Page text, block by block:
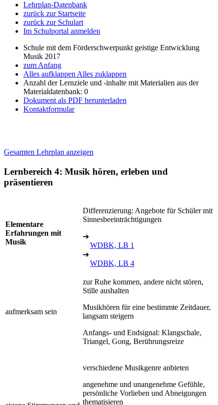
Lehrplan-Datenbank
zurück zur Startseite
zurück zur Schulart
Im Schulportal anmelden
Schule mit dem Förderschwerpunkt geistige Entwicklung
Musik 2017
zum Anfang
Alles aufklappen Alles zuklappen
Anzahl der Lernziele und -inhalte mit Materialien aus der
Materialdatenbank: 0
Dokument als PDF herunterladen
Kontaktformular
Gesamten Lehrplan anzeigen
Lernbereich 4: Musik hören, erleben und
präsentieren
Elementare
Erfahrungen mit
Musik
Differenzierung: Angebote für Schüler mit
Sinnesbeeinträchtigungen
➔
WDBK, LB 1
➔
WDBK, LB 4
aufmerksam sein
zur Ruhe kommen, andere nicht stören,
Stille aushalten
Musikhören für eine bestimmte Zeitdauer,
langsam steigern
Anfangs- und Endsignal: Klangschale,
Triangel, Gong, Berührungsreize
verschiedene Musikgenre anbieten
angenehme und unangenehme Gefühle,
persönliche Vorlieben und Abneigungen
thematisieren